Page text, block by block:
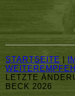
STARTSEITE
LETZTE
BECK 2026